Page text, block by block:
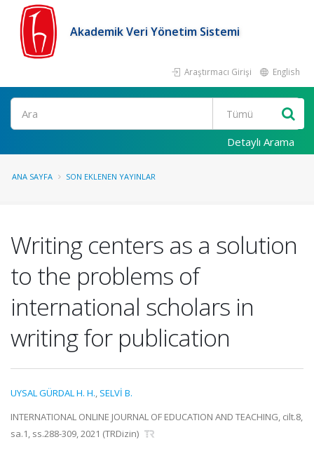
Akademik Veri Yönetim Sistemi
Araştırmacı Girişi English
Ara
Detaylı Arama
ANA SAYFA SON EKLENEN YAYINLAR
Writing centers as a solution
to the problems of
international scholars in
writing for publication
UYSAL GÜRDAL H. H., SELVİ B.
INTERNATIONAL ONLINE JOURNAL OF EDUCATION AND TEACHING, cilt.8,
sa.1, ss.288-309, 2021 (TRDizin)